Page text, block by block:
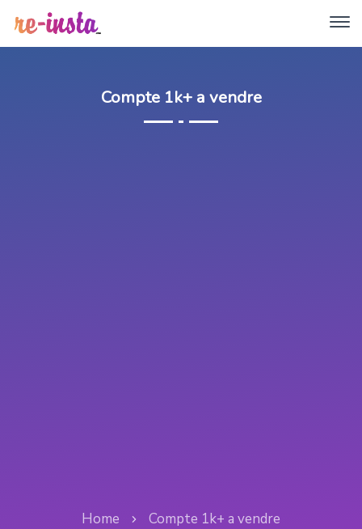
Compte 1k+ a vendre
Home Compte 1k+ a vendre